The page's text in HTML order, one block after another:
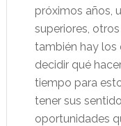
próximos años,
superiores,
también hay los
decidir qué
tiempo para
tener sus
oportunidades